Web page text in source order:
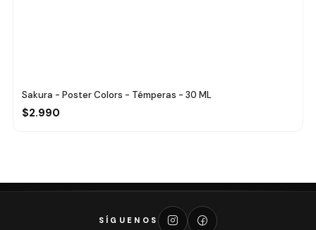
Sakura - Poster Colors - Témperas - 30 ML
$2.990
SÍGUENOS